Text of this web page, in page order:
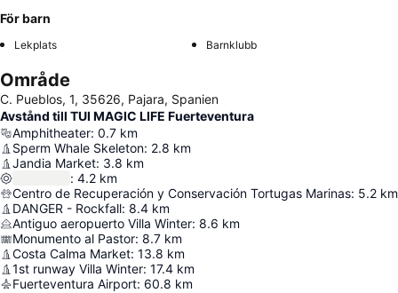
För barn
Lekplats Barnklubb
Område
C. Pueblos, 1, 35626, Pajara, Spanien
Avstånd till TUI MAGIC LIFE Fuerteventura
Amphitheater: 0.7 km
Sperm Whale Skeleton: 2.8 km
Jandia Market: 3.8 km
: 4.2 km
Centro de Recuperación y Conservación Tortugas Marinas: 5.2 km
DANGER - Rockfall: 8.4 km
Antiguo aeropuerto Villa Winter: 8.6 km
Monumento al Pastor: 8.7 km
Costa Calma Market: 13.8 km
1st runway Villa Winter: 17.4 km
Fuerteventura Airport: 60.8 km